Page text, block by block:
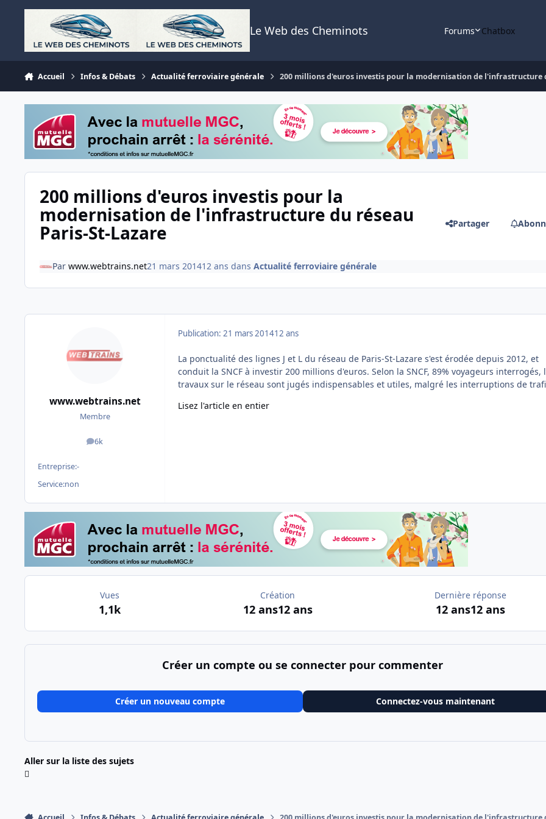
Aller au contenu
Le Web des Cheminots Forums Chatbox
Accueil Infos & Débats Actualité ferroviaire générale 200 millions d'euros investis pour la modernisation de l'infrastructure
200 millions d'euros investis pour la
modernisation de l'infrastructure du réseau
Paris-St-Lazare Partager
Par www.webtrains.net21 mars 201412 ans dans Actualité ferroviaire générale
www.webtrains.net
Membre
6k
messages
Entreprise:-
Service:non
Publication: 21 mars 201412 ans
La ponctualité des lignes J et L du réseau de Paris-St-Lazare s'est érodée depuis 2012, et
conduit la SNCF à investir 200 millions d'euros. Selon la SNCF, 89% voyageurs interrogés,
travaux sur le réseau sont jugés indispensables et utiles, malgré les interruptions de
Lisez l'article en entier
Vues
1,1k
Création
12 ans12 ans
Dernière réponse
12 ans12 ans
Créer un compte ou se connecter pour commenter
Créer un nouveau compte Connectez-vous maintenant
Aller sur la liste des sujets